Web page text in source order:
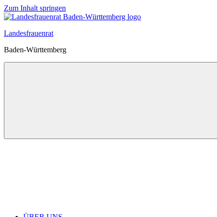
Zum Inhalt springen
Landesfrauenrat
Baden-Württemberg